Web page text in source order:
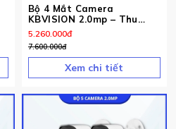
Bộ 4 Mắt Camera
KBVISION 2.0mp – Thu
Tiếng
5.260.000đ
7.600.000đ
Xem chi tiết